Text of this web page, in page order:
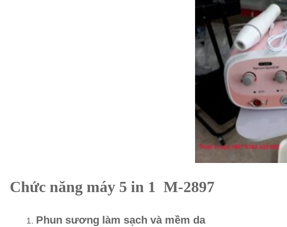
Chức năng máy 5 in 1 M-2897
Phun sương làm sạch và mềm da